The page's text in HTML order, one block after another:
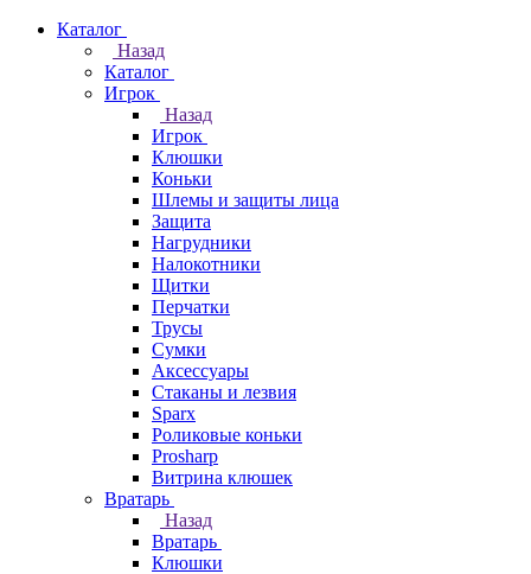
Каталог
Назад
Каталог
Игрок
Назад
Игрок
Клюшки
Коньки
Шлемы и защиты лица
Защита
Нагрудники
Налокотники
Щитки
Перчатки
Трусы
Сумки
Аксессуары
Стаканы и лезвия
Sparx
Роликовые коньки
Prosharp
Витрина клюшек
Вратарь
Назад
Вратарь
Клюшки